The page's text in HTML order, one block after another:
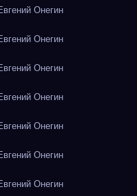
Онегин
Онегин
Онегин
Онегин
Онегин
Онегин
Онегин